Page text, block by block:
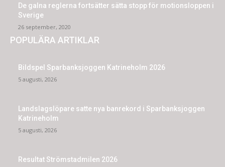
De galna reglerna fortsätter sätta stopp för motionsloppen i
Sverige
26 september, 2020
POPULÄRA ARTIKLAR
Bildspel Sparbanksjoggen Katrineholm 2026
5 augusti, 2026
Landslagslöpare satte nya banrekord i Sparbanksjoggen
Katrineholm
5 augusti, 2026
Resultat Strömstadmilen 2026